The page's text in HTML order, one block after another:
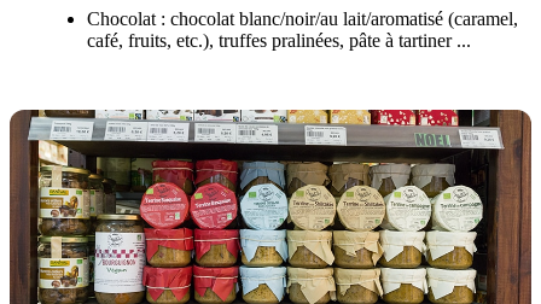
Chocolat : chocolat blanc/noir/au lait/aromatisé (caramel,
café, fruits, etc.), truffes pralinées, pâte à tartiner ...